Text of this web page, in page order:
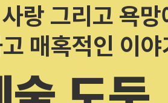
랑 그리고 욕망
매혹적인 이야